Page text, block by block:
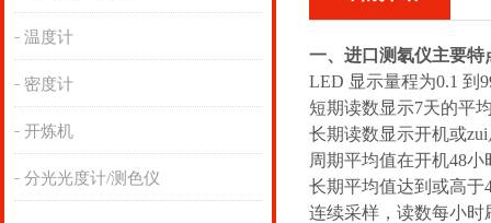
温度计
密度计
开炼机
分光光度计/测色仪
一、进口测氡仪主要特
LED 显示量程为0.1 到
短期读数显示7天的平
长期读数显示开机或
周期平均值在开机48
长期平均值达到或高于
连续采样，读数每小时